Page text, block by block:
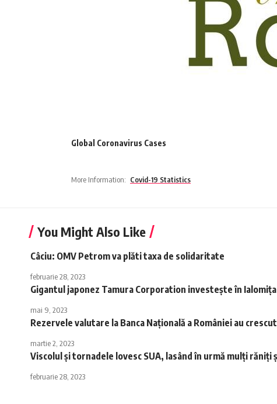
Global Coronavirus Cases
More Information: Covid-19 Statistics
You Might Also Like
Câciu: OMV Petrom va plăti taxa de solidaritate
februarie 28, 2023
Gigantul japonez Tamura Corporation investește în
mai 9, 2023
Rezervele valutare la Banca Naţională a României au crescut
martie 2, 2023
Viscolul și tornadele lovesc SUA, lasând în urmă mulți răniți
februarie 28, 2023